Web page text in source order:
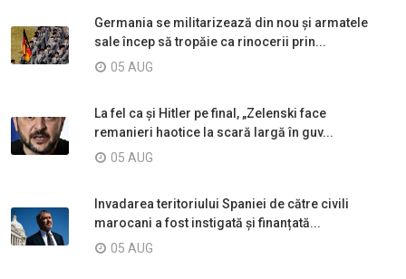
Germania se militarizează din nou și armatele
sale încep să tropăie ca rinocerii prin...
05 AUG
La fel ca și Hitler pe final, „Zelenski face
remanieri haotice la scară largă în guv...
05 AUG
Invadarea teritoriului Spaniei de către civili
marocani a fost instigată și finanțată...
05 AUG